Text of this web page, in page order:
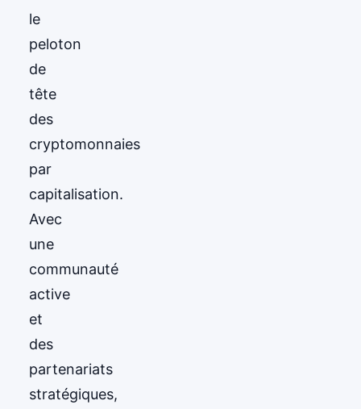
le
peloton
de
tête
des
cryptomonnaies
par
capitalisation.
Avec
une
communauté
active
et
des
partenariats
stratégiques,